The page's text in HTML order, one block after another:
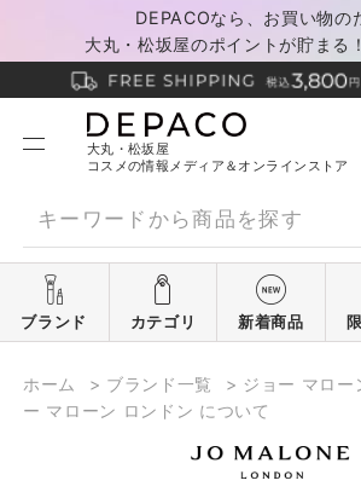
DEPACOなら、お買い物の
大丸・松坂屋のポイントが貯まる
大丸・松坂屋
コスメの情報メディア＆オンラインストア
ブランド カテゴリ 新着商品
ホーム > ブランド一覧 > ジョー マロー
ー マローン ロンドン について